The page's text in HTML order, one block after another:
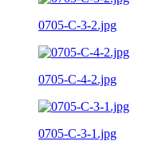
0705-C-3-2.jpg
0705-C-4-2.jpg
0705-C-3-1.jpg